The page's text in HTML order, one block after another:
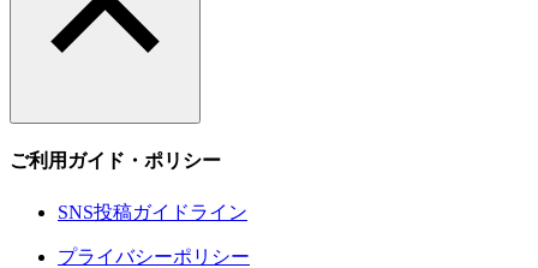
ご利用ガイド・ポリシー
SNS投稿ガイドライン
プライバシーポリシー